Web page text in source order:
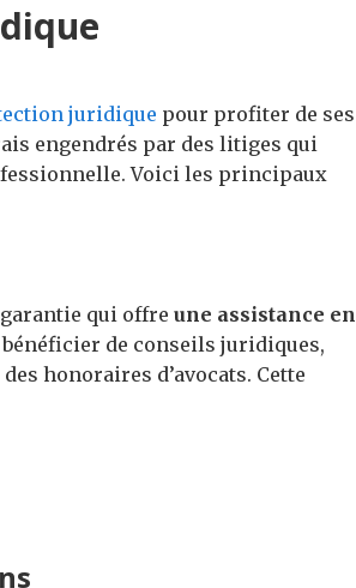
juridique pour profiter de ses
engendrés par des litiges qui
Voici les principaux
qui offre une assistance en
de conseils juridiques,
honoraires d’avocats. Cette